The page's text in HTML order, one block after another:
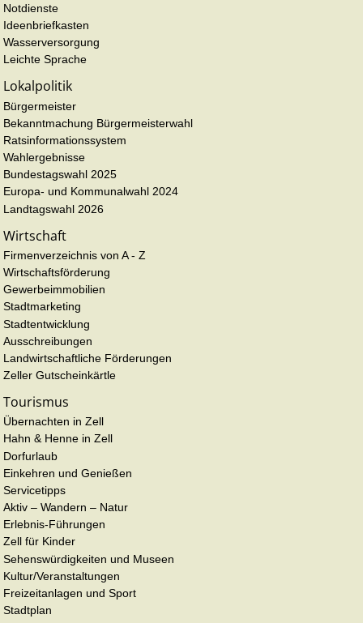
Notdienste
Ideenbriefkasten
Wasserversorgung
Leichte Sprache
Lokalpolitik
Bürgermeister
Bekanntmachung Bürgermeisterwahl
Ratsinformationssystem
Wahlergebnisse
Bundestagswahl 2025
Europa- und Kommunalwahl 2024
Landtagswahl 2026
Wirtschaft
Firmenverzeichnis von A - Z
Wirtschaftsförderung
Gewerbeimmobilien
Stadtmarketing
Stadtentwicklung
Ausschreibungen
Landwirtschaftliche Förderungen
Zeller Gutscheinkärtle
Tourismus
Übernachten in Zell
Hahn & Henne in Zell
Dorfurlaub
Einkehren und Genießen
Servicetipps
Aktiv – Wandern – Natur
Erlebnis-Führungen
Zell für Kinder
Sehenswürdigkeiten und Museen
Kultur/Veranstaltungen
Freizeitanlagen und Sport
Stadtplan